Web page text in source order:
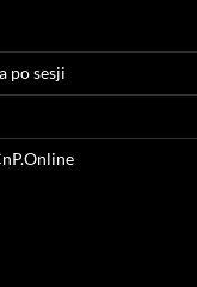
po sesji